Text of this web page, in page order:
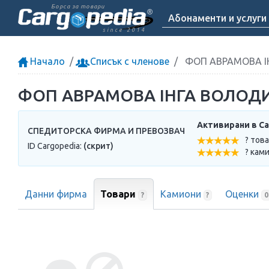
Борса за товари
since 2014
Абонаменти и услуги
Начало Списък с членове ФОП АВРАМОВА
ФОП АВРАМОВА ІНГА
СПЕДИТОРСКА ФИРМА И ПРЕВОЗВАЧ
ID Cargopedia: (скрит)
Активирани в
?
?
Данни фирма Товари ? Камиони ? Оценки 0